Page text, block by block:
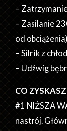
–
– Zasilanie
od obciążenia)
– Silnik z
– Udźwig
CO ZYSKASZ:
#1 NIŻSZA
nastrój.